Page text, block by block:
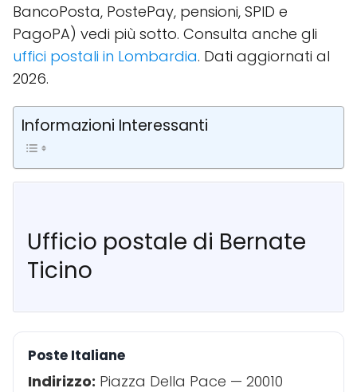
BancoPosta, PostePay, pensioni, SPID e
PagoPA) vedi più sotto. Consulta anche gli
uffici postali in Lombardia. Dati aggiornati al
2026.
Informazioni Interessanti
Ufficio postale di Bernate
Ticino
Poste Italiane
Indirizzo: Piazza Della Pace — 20010